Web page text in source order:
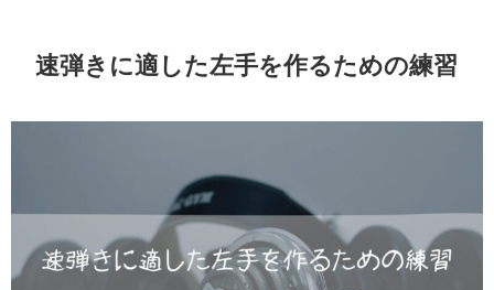
速弾きに適した左手を作るための練習